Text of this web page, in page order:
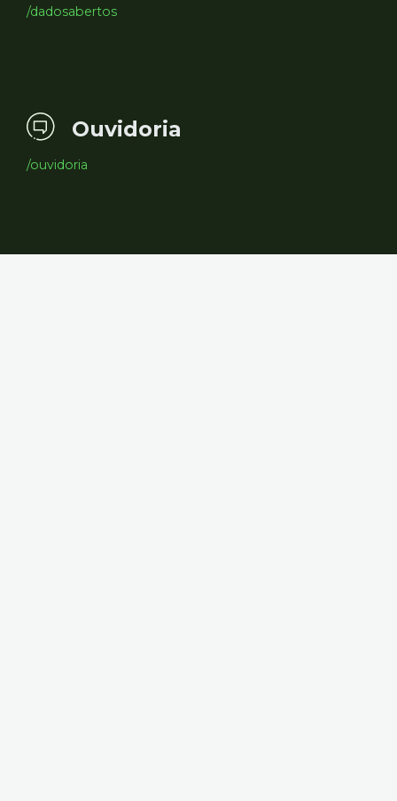
/dadosabertos
Ouvidoria
/ouvidoria